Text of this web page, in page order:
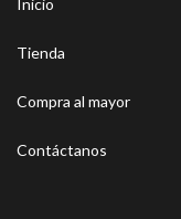
Inicio
Tienda
Compra al mayor
Contáctanos